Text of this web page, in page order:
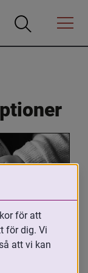
Öppna
Öppna
Menyn
för att
för dig. Vi
att vi kan